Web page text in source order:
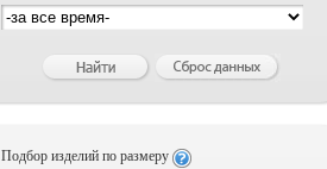
Подбор изделий по размеру